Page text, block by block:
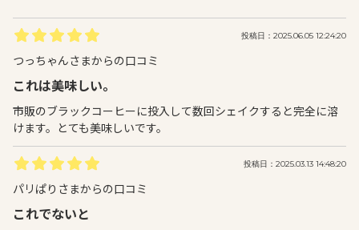
投稿日：2025.06.05 12:24:20
つっちゃんさまからの口コミ
これは美味しい。
市販のブラックコーヒーに投入して数回シェイクすると完全に溶
けます。とても美味しいです。
投稿日：2025.03.13 14:48:20
パリぱりさまからの口コミ
これでないと